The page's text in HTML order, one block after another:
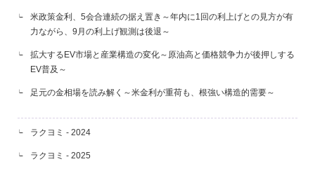
米政策金利、5会合連続の据え置き～年内に1回の利上げとの見方が有
力ながら、9月の利上げ観測は後退～
拡大するEV市場と産業構造の変化～原油高と価格競争力が後押しする
EV普及～
足元の金相場を読み解く～米金利が重荷も、根強い構造的需要～
ラクヨミ - 2024
ラクヨミ - 2025